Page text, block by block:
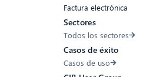
Factura electrónica
Sectores
Todos los sectores
Casos de éxito
Casos de uso